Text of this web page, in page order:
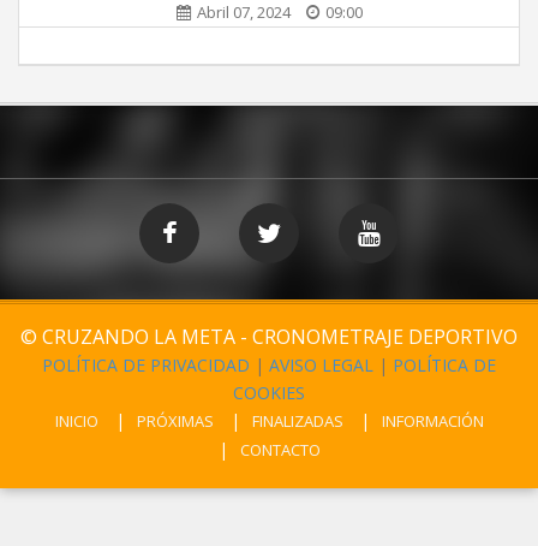
Abril 07, 2024 09:00
© CRUZANDO LA META - CRONOMETRAJE DEPORTIVO
POLÍTICA DE PRIVACIDAD | AVISO LEGAL | POLÍTICA DE
COOKIES
INICIO PRÓXIMAS FINALIZADAS
INFORMACIÓN
CONTACTO